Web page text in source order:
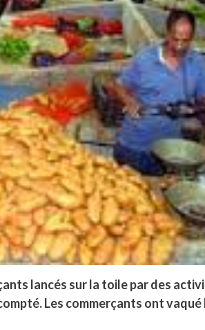
lancés sur la toile par des
Les commerçants ont vaqué